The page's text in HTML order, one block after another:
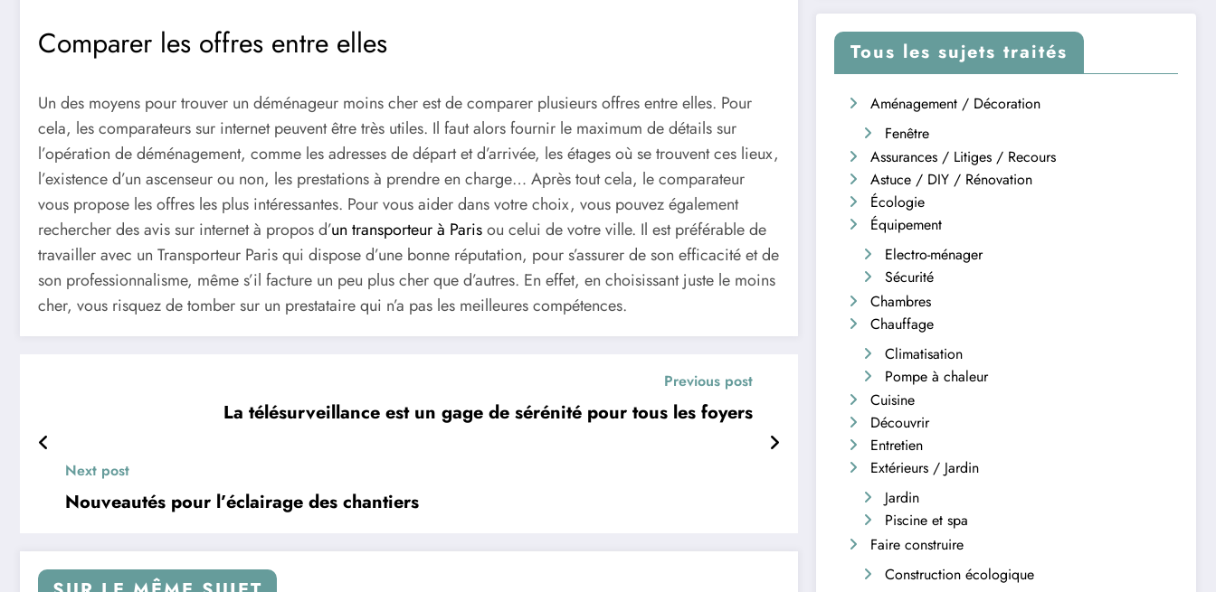
Comparer les offres entre elles
Un des moyens pour trouver un déménageur moins cher est de comparer plusieurs offres entre elles. Pour
cela, les comparateurs sur internet peuvent être très utiles. Il faut alors fournir le maximum de détails sur
l’opération de déménagement, comme les adresses de départ et d’arrivée, les étages où se trouvent ces lieux,
l’existence d’un ascenseur ou non, les prestations à prendre en charge… Après tout cela, le comparateur
vous propose les offres les plus intéressantes. Pour vous aider dans votre choix, vous pouvez également
rechercher des avis sur internet à propos d’un transporteur à Parisou celui de votre ville. Il est préférable de
travailler avec un Transporteur Paris qui dispose d’une bonne réputation, pour s’assurer de son efficacité et de
son professionnalisme, même s’il facture un peu plus cher que d’autres. En effet, en choisissant juste le moins
cher, vous risquez de tomber sur un prestataire qui n’a pas les meilleures compétences.
Previous post
La télésurveillance est un gage de sérénité pour tous les foyers
Next post
Nouveautés pour l’éclairage des chantiers
Tous les sujets traités
Aménagement / Décoration
Fenêtre
Assurances / Litiges / Recours
Astuce / DIY / Rénovation
Écologie
Équipement
Electro-ménager
Sécurité
Chambres
Chauffage
Climatisation
Pompe à chaleur
Cuisine
Découvrir
Entretien
Extérieurs / Jardin
Jardin
Piscine et spa
Faire construire
Construction écologique